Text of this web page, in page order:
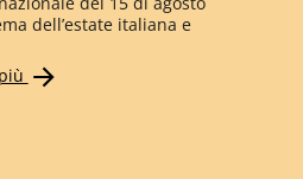
dell’estate italiana e